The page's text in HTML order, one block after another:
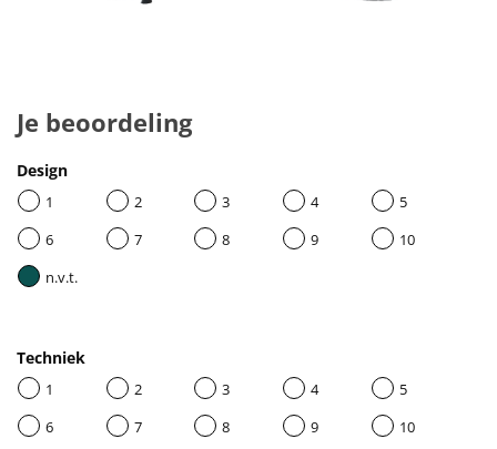
Je beoordeling
Design
1 2 3 4
5
6
7 8 9
10
n.v.t.
Techniek
1 2 3 4
5
6
7 8 9
10